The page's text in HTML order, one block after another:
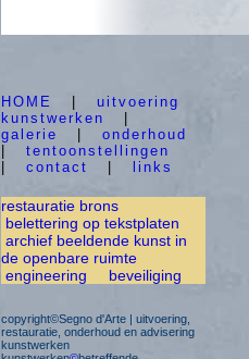
HOME
uitvoering
kunstwerken
galerie
onderhoud
tentoonstellingen
contact links
restauratie brons
belettering op tekstplaten
archief beeldende kunst in
de openbare ruimte
engineering
beveiliging
copyright©Segno d'Arte | uitvoering,
restauratie, onderhoud en advisering
kunstwerken